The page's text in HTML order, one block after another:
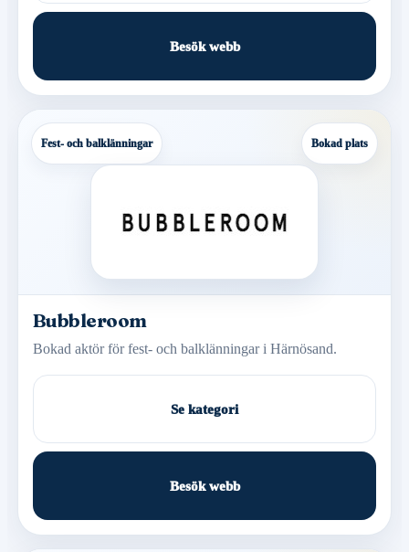
Besök webb
Fest- och balklänningar Bokad plats
Bubbleroom
Bokad aktör för fest- och balklänningar i Härnösand.
Se kategori
Besök webb